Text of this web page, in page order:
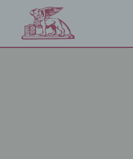
contenuto